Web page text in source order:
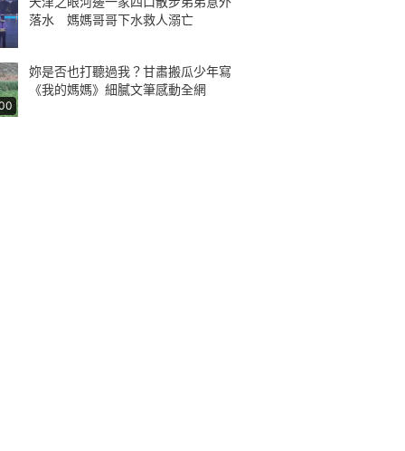
落水 媽媽哥哥下水救人溺亡
妳是否也打聽過我？甘肅搬瓜少年寫
《我的媽媽》細膩文筆感動全網